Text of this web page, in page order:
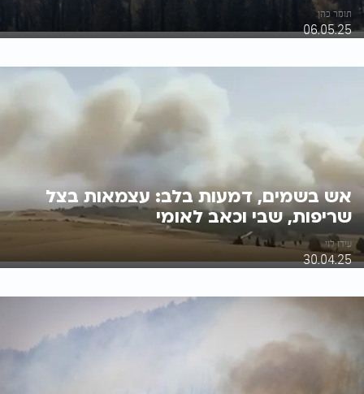
תומר כהן
06.05.25
אש בשמים, דמעות בלב: עצמאות בצל
שריפות, שבי וכאב לאומי
עידו לוי
30.04.25